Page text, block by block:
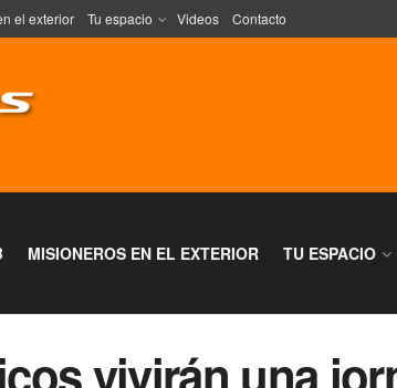
el exterior Tu espacio Videos Contacto
MISIONEROS EN EL EXTERIOR TU ESPACIO
vivirán una